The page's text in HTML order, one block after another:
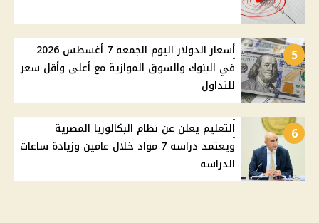
5
أسعار الدولار اليوم الجمعة 7 أغسطس 2026
في البنوك والسوق الموازية مع أعلى وأقل سعر
للتداول
6
التعليم يعلن عن نظام البكالوريا المصرية
ويعتمد دراسة 7 مواد خلال عامين وزيادة ساعات
الدراسة